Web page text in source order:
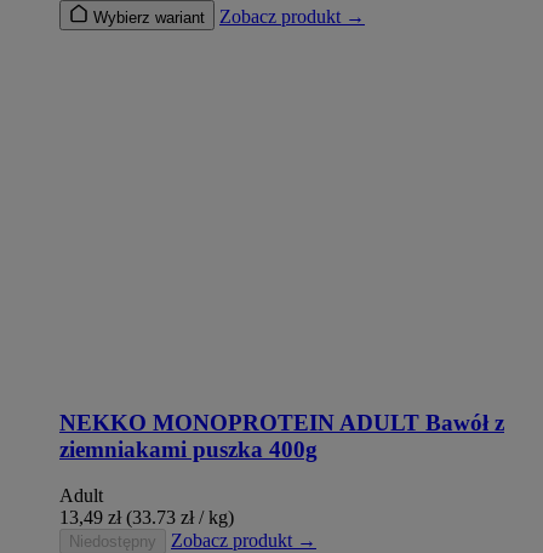
Wybierz wariant Zobacz produkt →
NEKKO MONOPROTEIN ADULT Bawół z
ziemniakami puszka 400g
Adult
13,49 zł (33.73 zł / kg)
Niedostępny Zobacz produkt →